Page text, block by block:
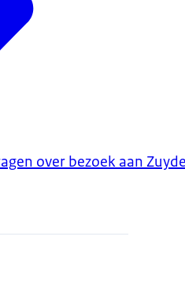
over bezoek aan